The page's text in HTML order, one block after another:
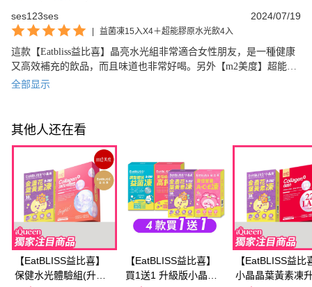
ses123ses
2024/07/19
益菌凍15入X4＋超能膠原水光飲4入
這款【Eatbliss益比喜】晶亮水光組非常適合女性朋友，是一種健康
又高效補充的飲品，而且味道也非常好喝。另外【m2美度】超能膠
原水光飲也能為肌膚帶來明顯水嫩效果，在我使用後也能感受到肌
全部显示
其他人还在看
【EatBLISS益比喜】
保健水光體驗組(升級
【EatBLISS益比喜】
買1送1 升級版小晶晶
【EatBLISS益比
小晶晶葉黃素凍